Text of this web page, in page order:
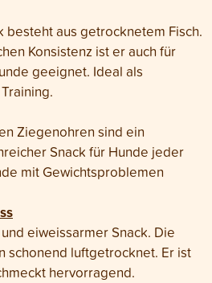
besteht aus getrocknetem Fisch.
Konsistenz ist er auch für
geeignet. Ideal als
Ziegenohren sind ein
Snack für Hunde jeder
mit Gewichtsproblemen
eiweissarmer Snack. Die
schonend luftgetrocknet. Er ist
hervorragend.